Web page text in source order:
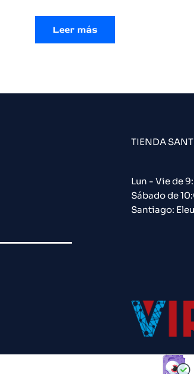
Leer más
TIENDA
Lun - Vie de
Sábado de
Santiago: